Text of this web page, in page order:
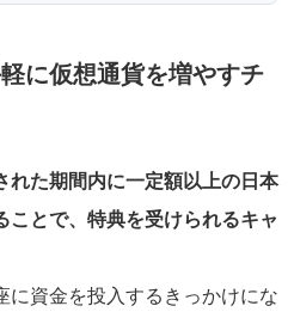
に仮想通貨を増やすチ
れた期間内に一定額以上の日本
ことで、特典を受けられるキャ
に資金を投入するきっかけにな